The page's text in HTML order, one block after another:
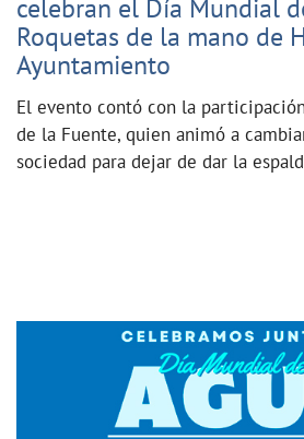
celebran el Día Mundial
Roquetas de la mano de
Ayuntamiento
El evento contó con la
de la Fuente, quien animó a
sociedad para dejar de dar la